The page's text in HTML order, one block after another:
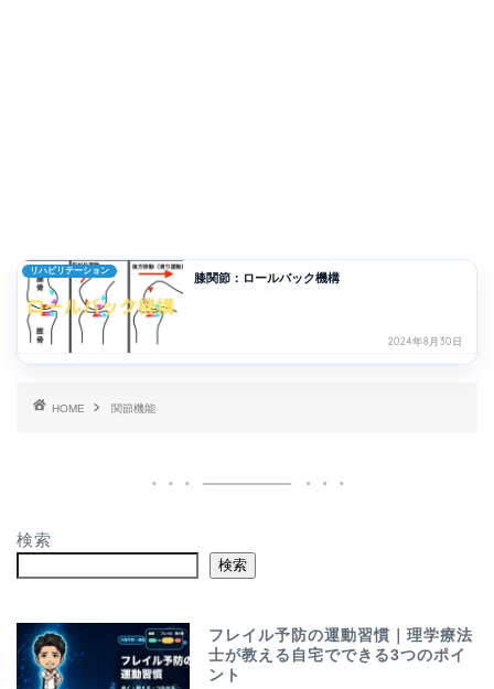
リハビリテーション
膝関節：ロールバック機構
2024年8月30日
HOME 関節機能
検索
検索
フレイル予防の運動習慣｜理学療法
士が教える自宅でできる3つのポイ
ント